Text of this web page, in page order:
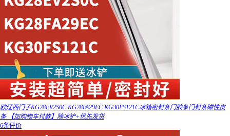
欧辽西门子KG28EV2S0C KG28FA29EC KG30FS121C冰箱密封条门胶条门封条磁性皮
条 【加购物车付款】除冰铲+优先发货
6条评价